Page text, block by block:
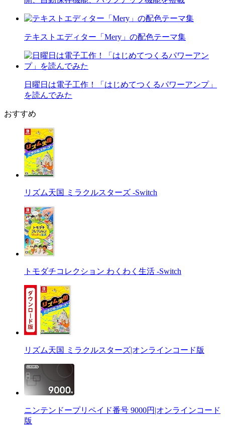
テキストエディター「Mery」の配色テーマ集
日曜日は電子工作！「はじめてつくるパワーアンプ」
を読んでみた
おすすめ
リズム天国 ミラクルスターズ -Switch
トモダチコレクション わくわく生活 -Switch
リズム天国 ミラクルスターズ|オンラインコード版
ニンテンドープリペイド番号 9000円|オンラインコード
版